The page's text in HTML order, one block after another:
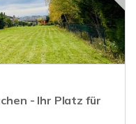
- Ihr Platz für